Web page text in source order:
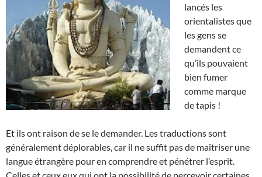
lancés les
orientalistes que
les gens se
demandent ce
qu’ils pouvaient
bien fumer
comme marque
de tapis !
Et ils ont raison de se le demander. Les traductions sont
généralement déplorables, car il ne suffit pas de maîtriser une
langue étrangère pour en comprendre et pénétrer l’esprit.
Celles et ceux eux qui ont la possibilité de percevoir certaines